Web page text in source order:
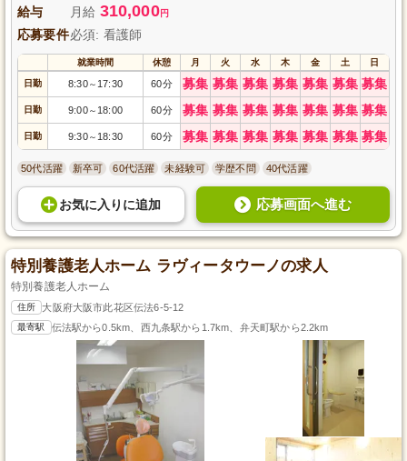
給与 月給 310,000円
応募要件必須: 看護師
就業時間 休憩 月 火 水 木 金 土 日
日勤 8:30～ 17:30 60分 募集 募集 募集 募集 募集 募集 募集
日勤 9:00～ 18:00 60分 募集 募集 募集 募集 募集 募集 募集
日勤 9:30～ 18:30 60分 募集 募集 募集 募集 募集 募集 募集
50代活躍 新卒可 60代活躍 未経験可 学歴不問 40代活躍
お気に入り に追加 応募画面へ進む
特別養護老人ホーム ラヴィータウーノの求人
特別養護老人ホーム
住所 大阪府大阪市此花区伝法6-5-12
最寄駅 伝法駅から0.5km、西九条駅から1.7km、弁天町駅から2.2km